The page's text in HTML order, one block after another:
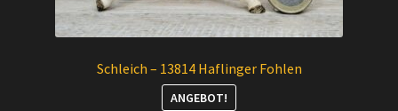
Schleich – 13814 Haflinger Fohlen
ANGEBOT!